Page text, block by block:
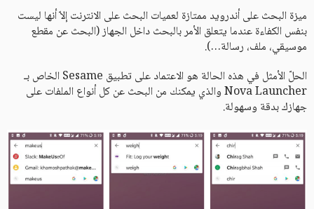
ميزة البحث على أندرويد ممتازة لعميات البحث على الانترنت إلاّ أنها ليست
بنفس الكفاءة عندما يتعلق الأمر بالبحث داخل الجهاز (البحث عن مقطع
موسيقي، ملف، رسالة…).
الحلّ الأمثل في هذه الحالة هو الاعتماد على تطبيق Sesame الخاص بـ
Nova Launcher والذي يمكنك من البحث عن كل أنواع الملفات على
جهازك بدقة وسهولة.